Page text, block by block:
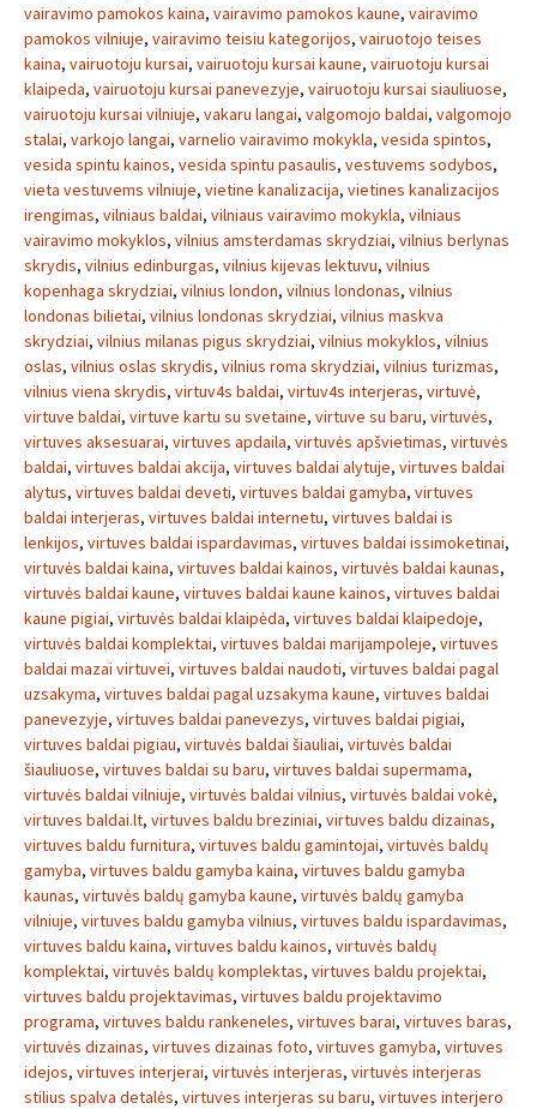
vairavimo pamokos kaina, vairavimo pamokos kaune, vairavimo
pamokos vilniuje, vairavimo teisiu kategorijos, vairuotojo teises
kaina, vairuotoju kursai, vairuotoju kursai kaune, vairuotoju kursai
klaipeda, vairuotoju kursai panevezyje, vairuotoju kursai siauliuose,
vairuotoju kursai vilniuje, vakaru langai, valgomojo baldai, valgomojo
stalai, varkojo langai, varnelio vairavimo mokykla, vesida spintos,
vesida spintu kainos, vesida spintu pasaulis, vestuvems sodybos,
vieta vestuvems vilniuje, vietine kanalizacija, vietines kanalizacijos
irengimas, vilniaus baldai, vilniaus vairavimo mokykla, vilniaus
vairavimo mokyklos, vilnius amsterdamas skrydziai, vilnius berlynas
skrydis, vilnius edinburgas, vilnius kijevas lektuvu, vilnius
kopenhaga skrydziai, vilnius london, vilnius londonas, vilnius
londonas bilietai, vilnius londonas skrydziai, vilnius maskva
skrydziai, vilnius milanas pigus skrydziai, vilnius mokyklos, vilnius
oslas, vilnius oslas skrydis, vilnius roma skrydziai, vilnius turizmas,
vilnius viena skrydis, virtuv4s baldai, virtuv4s interjeras, virtuvė,
virtuve baldai, virtuve kartu su svetaine, virtuve su baru, virtuvės,
virtuves aksesuarai, virtuves apdaila, virtuvės apšvietimas, virtuvės
baldai, virtuves baldai akcija, virtuves baldai alytuje, virtuves baldai
alytus, virtuves baldai deveti, virtuves baldai gamyba, virtuves
baldai interjeras, virtuves baldai internetu, virtuves baldai is
lenkijos, virtuves baldai ispardavimas, virtuves baldai issimoketinai,
virtuvės baldai kaina, virtuves baldai kainos, virtuvės baldai kaunas,
virtuvės baldai kaune, virtuves baldai kaune kainos, virtuves baldai
kaune pigiai, virtuvės baldai klaipėda, virtuves baldai klaipedoje,
virtuvės baldai komplektai, virtuves baldai marijampoleje, virtuves
baldai mazai virtuvei, virtuves baldai naudoti, virtuves baldai pagal
uzsakyma, virtuves baldai pagal uzsakyma kaune, virtuves baldai
panevezyje, virtuves baldai panevezys, virtuves baldai pigiai,
virtuves baldai pigiau, virtuvės baldai šiauliai, virtuvės baldai
šiauliuose, virtuves baldai su baru, virtuves baldai supermama,
virtuvės baldai vilniuje, virtuvės baldai vilnius, virtuvės baldai vokė,
virtuves baldai.lt, virtuves baldu breziniai, virtuves baldu dizainas,
virtuves baldu furnitura, virtuves baldu gamintojai, virtuvės baldų
gamyba, virtuves baldu gamyba kaina, virtuves baldu gamyba
kaunas, virtuvės baldų gamyba kaune, virtuvės baldų gamyba
vilniuje, virtuves baldu gamyba vilnius, virtuves baldu ispardavimas,
virtuves baldu kaina, virtuves baldu kainos, virtuvės baldų
komplektai, virtuvės baldų komplektas, virtuves baldu projektai,
virtuves baldu projektavimas, virtuves baldu projektavimo
programa, virtuves baldu rankeneles, virtuves barai, virtuves baras,
virtuvės dizainas, virtuves dizainas foto, virtuves gamyba, virtuves
idejos, virtuves interjerai, virtuvės interjeras, virtuvės interjeras
stilius spalva detalės, virtuves interjeras su baru, virtuves interjero